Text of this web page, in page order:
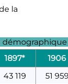
la
démographique
1897*
1906
43 119 51